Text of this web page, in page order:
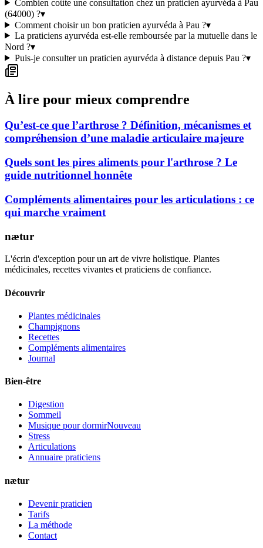
Combien coûte une consultation chez un praticien ayurvéda à Pau
(64000) ?▾
Comment choisir un bon praticien ayurvéda à Pau ?▾
La praticiens ayurvéda est-elle remboursée par la mutuelle dans le
Nord ?▾
Puis-je consulter un praticien ayurvéda à distance depuis Pau ?▾
À lire pour mieux comprendre
Qu’est-ce que l’arthrose ? Définition, mécanismes et
compréhension d’une maladie articulaire majeure
Quels sont les pires aliments pour l'arthrose ? Le
guide nutritionnel honnête
Compléments alimentaires pour les articulations : ce
qui marche vraiment
nætur
L'écrin d'exception pour un art de vivre holistique. Plantes
médicinales, recettes vivantes et praticiens de confiance.
Découvrir
Plantes médicinales
Champignons
Recettes
Compléments alimentaires
Journal
Bien-être
Digestion
Sommeil
Musique pour dormirNouveau
Stress
Articulations
Annuaire praticiens
nætur
Devenir praticien
Tarifs
La méthode
Contact